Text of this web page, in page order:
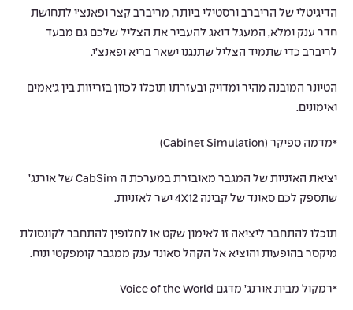
הדיגיטלי של הריברב ורסטילי ביותר, מריברב קצר ופאנצ’י לתחושת
חדר ענק ומלא, המעגל דואג להעביר את הצליל שלכם גם מבעד
לריברב כדי שתמיד הצליל שתנגנו ישאר בריא ופאנצ’י.
הטיונר המובנה מהיר ומדויק ובעזרתו תוכלו לכוון בזריזות בין ג’אמים
ואימונים.
*מדמה ספיקר (Cabinet Simulation)
יציאת האזניות של המגבר מאובזרת במערכת ה CabSim של אורנג’
שתספק לכם סאונד של קבינה 4X12 ישר לאזניות.
תוכלו להתחבר ליציאה זו לאימון שקט או לחלופין להתחבר לקונסולת
מיקסר בהופעות והוציא אל הקהל סאונד ענק ממגבר קומפקטי ונוח.
*רמקול מבית אורנג’ מדגם Voice of the World